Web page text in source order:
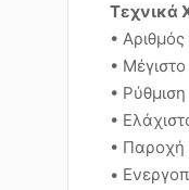
Τεχνικά
•
•
•
•
• Παροχή
•